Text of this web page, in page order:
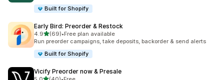
Built for Shopify
Early Bird: Preorder & Restock
4.9별 5개 중
(69)
총 리뷰 69개
•Free plan available
Run preorder campaigns, take deposits, backorder & send alerts
Built for Shopify
Vicify Preorder now & Presale
별 5개 중